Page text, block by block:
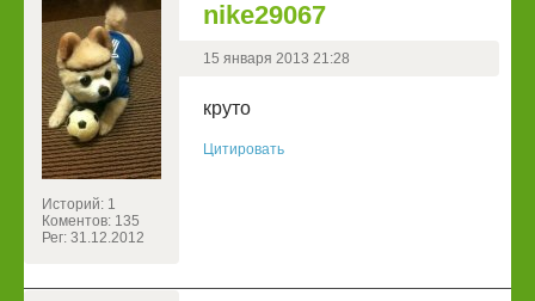
Историй: 1
Коментов: 135
Рег: 31.12.2012
nike29067
15 января 2013 21:28
круто
Цитировать